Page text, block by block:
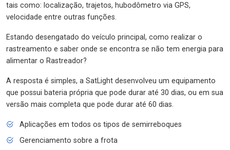
tais como: localização, trajetos, hubodômetro via GPS,
velocidade entre outras funções.
Estando desengatado do veículo principal, como realizar o
rastreamento e saber onde se encontra se não tem energia para
alimentar o Rastreador?
A resposta é simples, a SatLight desenvolveu um equipamento
que possui bateria própria que pode durar até 30 dias, ou em sua
versão mais completa que pode durar até 60 dias.
Aplicações em todos os tipos de semirreboques
Gerenciamento sobre a frota